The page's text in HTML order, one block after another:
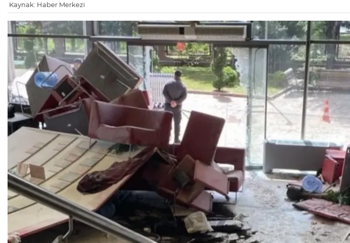
Kaynak: Haber Merkezi